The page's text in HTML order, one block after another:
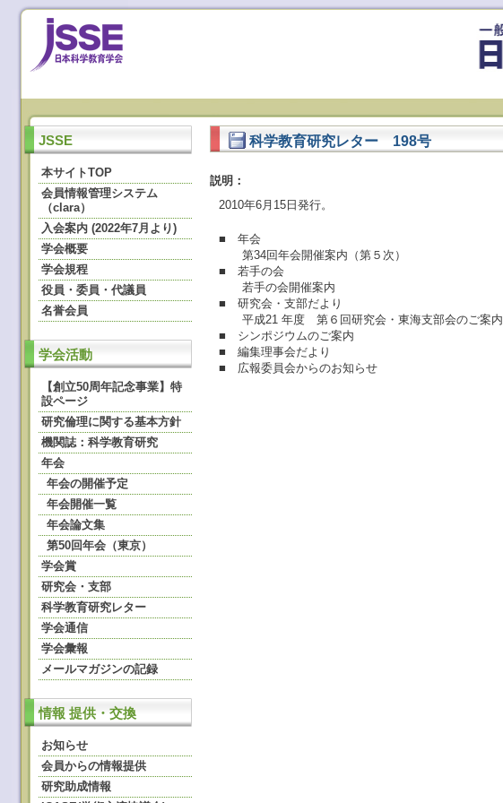
JSSE
本サイトTOP
会員情報管理システム
（clara）
入会案内 (2022年7月より)
学会概要
学会規程
役員・委員・代議員
名誉会員
学会活動
【創立50周年記念事業】特
設ページ
研究倫理に関する基本方針
機関誌：科学教育研究
年会
年会の開催予定
年会開催一覧
年会論文集
第50回年会（東京）
学会賞
研究会・支部
科学教育研究レター
学会通信
学会彙報
メールマガジンの記録
情報 提供・交換
お知らせ
会員からの情報提供
研究助成情報
科学教育研究レター 198号
説明：
2010年6月15日発行。
■ 年会
第34回年会開催案内（第５次）
■ 若手の会
若手の会開催案内
■ 研究会・支部だより
平成21 年度 第６回研究会・東海支部会のご案内
■ シンポジウムのご案内
■ 編集理事会だより
■ 広報委員会からのお知らせ